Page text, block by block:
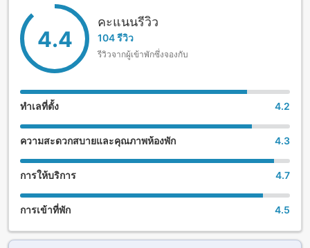
Japanese-style or Western-style meals are served at the
dining area.
Savor a kaiseki course meal for dinner featuring Hida beef
served in a traditional Japanese-style guest room during
your stay.
furnished with LCD satellite TV, futon bedding, mini bar,
and a private bathroom (with bath products).
For an additional charge, guests may choose their
Guests may have a massage, relax in the terrace, or buy
use the PC with free wired Internet connection at the lobby.
4.4
คะแนนรีวิว
104 รีวิว
รีวิวจากผู้เข้าพักซึ่งจองกับ
ทำเลที่ตั้ง 4.2
ความสะดวกสบายและคุณภาพห้องพัก 4.3
การให้บริการ 4.7
การเข้าที่พัก 4.5